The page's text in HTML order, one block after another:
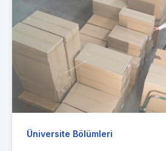
Üniversite Bölümleri